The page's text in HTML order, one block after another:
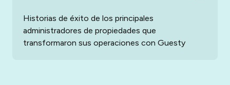
Historias de éxito de los principales
administradores de propiedades que
transformaron sus operaciones con Guesty